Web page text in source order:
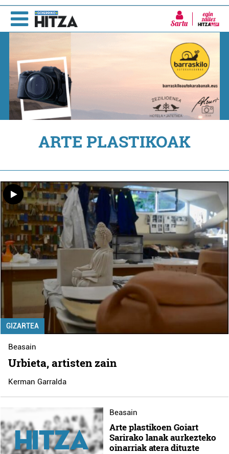
Sartu
ARTE PLASTIKOAK
GIZARTEA
Beasain
Urbieta, artisten zain
Kerman Garralda
Beasain
Arte plastikoen Goiart
Sarirako lanak aurkezteko
oinarriak atera dituzte